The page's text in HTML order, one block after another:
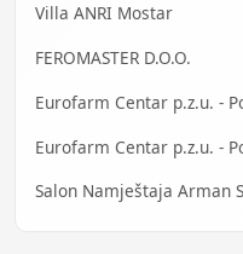
Villa ANRI Mostar
FEROMASTER D.O.O.
Eurofarm Centar p.z.u. -
Eurofarm Centar p.z.u. -
Salon Namještaja Arman